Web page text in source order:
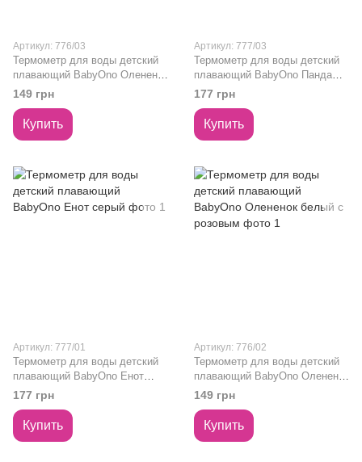
Артикул: 776/03
Термометр для воды детский
плавающий BabyOno Олененок
белый
149 грн
Купить
Артикул: 777/03
Термометр для воды детский
плавающий BabyOno Панда
розовый
177 грн
Купить
Артикул: 777/01
Термометр для воды детский
плавающий BabyOno Енот
серый
177 грн
Купить
Артикул: 776/02
Термометр для воды детский
плавающий BabyOno Олененок
белый с розовым
149 грн
Купить